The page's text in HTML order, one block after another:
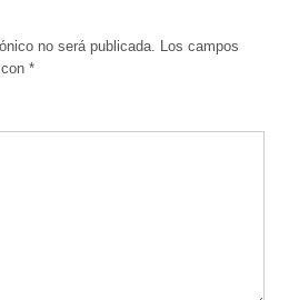
no será publicada.
Los campos
con*